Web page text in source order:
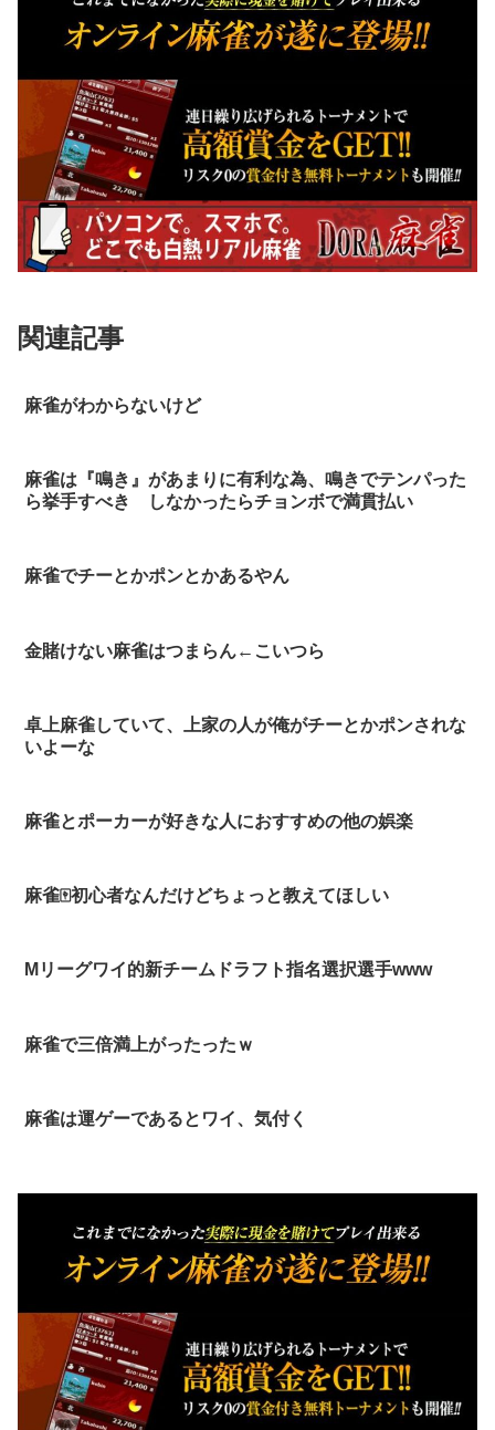
関連記事
麻雀がわからないけど
麻雀は『鳴き』があまりに有利な為、鳴きでテンパった
ら挙手すべき しなかったらチョンボで満貫払い
麻雀でチーとかポンとかあるやん
金賭けない麻雀はつまらん←こいつら
卓上麻雀していて、上家の人が俺がチーとかポンされな
いよーな
麻雀とポーカーが好きな人におすすめの他の娯楽
麻雀🀄初心者なんだけどちょっと教えてほしい
Mリーグワイ的新チームドラフト指名選択選手www
麻雀で三倍満上がったったｗ
麻雀は運ゲーであるとワイ、気付く